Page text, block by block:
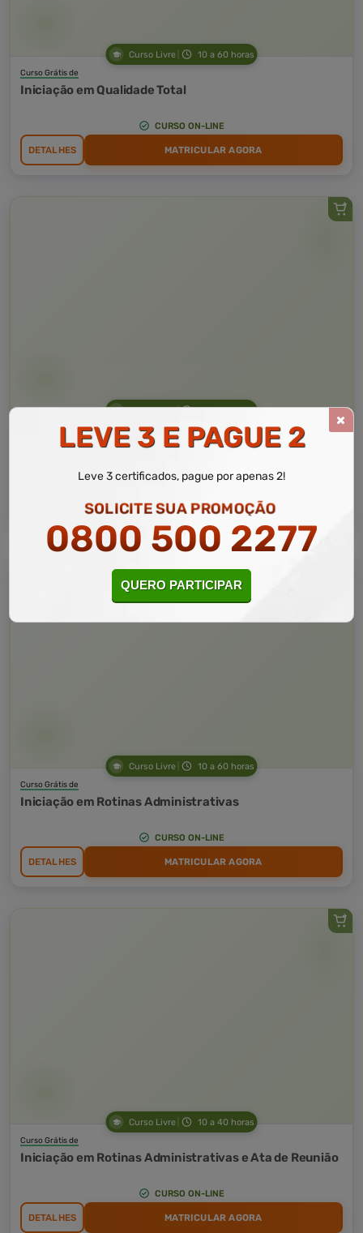
Curso Livre 10 a 60 horas
Curso Grátis de
Iniciação em Qualidade Total
CURSO ON-LINE
DETALHES MATRICULAR AGORA
Curso Livre 10 a 60 horas
Curso Grátis de
Iniciação em Gestão Administrativa
CURSO ON-LINE
MATRICULAR AGORA
Curso Livre 10 a 60 horas
Curso Grátis de
Iniciação em Rotinas Administrativas
CURSO ON-LINE
DETALHES MATRICULAR AGORA
Curso Livre 10 a 40 horas
Curso Grátis de
Iniciação em Rotinas Administrativas e Ata de Reunião
CURSO ON-LINE
DETALHES MATRICULAR AGORA
LEVE 3 E PAGUE 2
Leve 3 certificados, pague por apenas 2!
SOLICITE SUA PROMOÇÃO
0800 500 2277
QUERO PARTICIPAR